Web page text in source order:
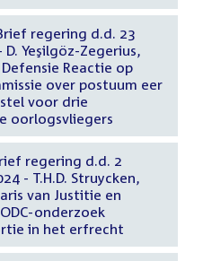
regering d.d. 23
Yeşilgöz-Zegerius,
Reactie op
over postuum eer
voor drie
oorlogsvliegers
regering d.d. 2
- T.H.D. Struycken,
van Justitie en
onderzoek
in het erfrecht